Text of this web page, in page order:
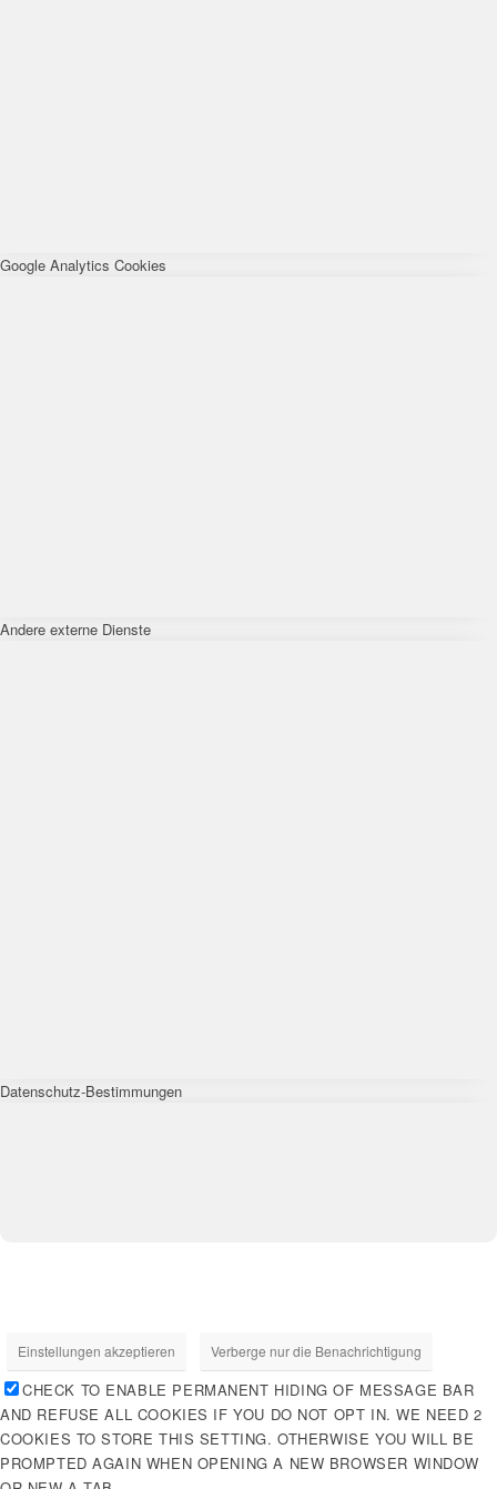
Google Analytics Cookies
Andere externe Dienste
Datenschutz-Bestimmungen
Einstellungen akzeptieren Verberge nur die Benachrichtigung
CHECK TO ENABLE PERMANENT HIDING OF MESSAGE BAR
AND REFUSE ALL COOKIES IF YOU DO NOT OPT IN. WE NEED 2
COOKIES TO STORE THIS SETTING. OTHERWISE YOU WILL BE
PROMPTED AGAIN WHEN OPENING A NEW BROWSER WINDOW